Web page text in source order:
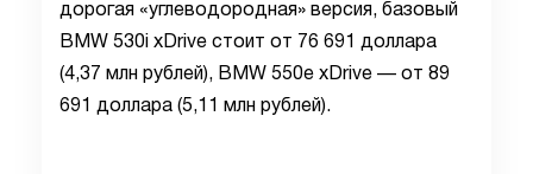
дорогая «углеводородная» версия, базовый
BMW 530i xDrive стоит от 76 691 доллара
(4,37 млн рублей), BMW 550e xDrive — от 89
691 доллара (5,11 млн рублей).